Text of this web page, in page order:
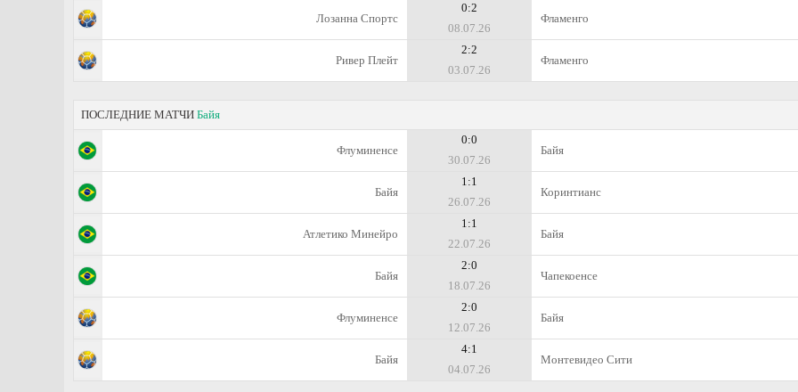
Лозанна Спортс
0:2
08.07.26
Фламенго
Ривер Плейт
2:2
03.07.26
Фламенго
ПОСЛЕДНИЕ МАТЧИ Байя
Флуминенсе
0:0
30.07.26
Байя
Байя
1:1
26.07.26
Коринтианс
Атлетико Минейро
1:1
22.07.26
Байя
Байя
2:0
18.07.26
Чапекоенсе
Флуминенсе
2:0
12.07.26
Байя
Байя
4:1
04.07.26
Монтевидео Сити